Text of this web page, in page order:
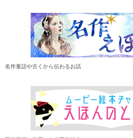
名作童話や古くから伝わるお話